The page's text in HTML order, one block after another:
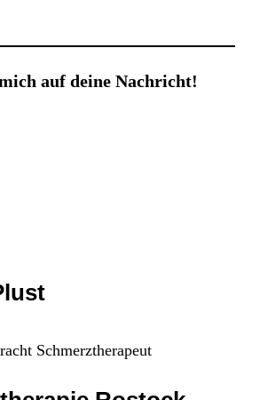
rostock.de
auf deine Nachricht!
Schmerztherapeut